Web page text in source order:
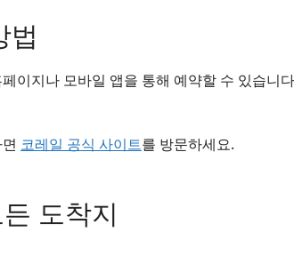
법
이지나 모바일 앱을 통해 예약할 수 있습니
코레일 공식 사이트를 방문하세요.
도착지